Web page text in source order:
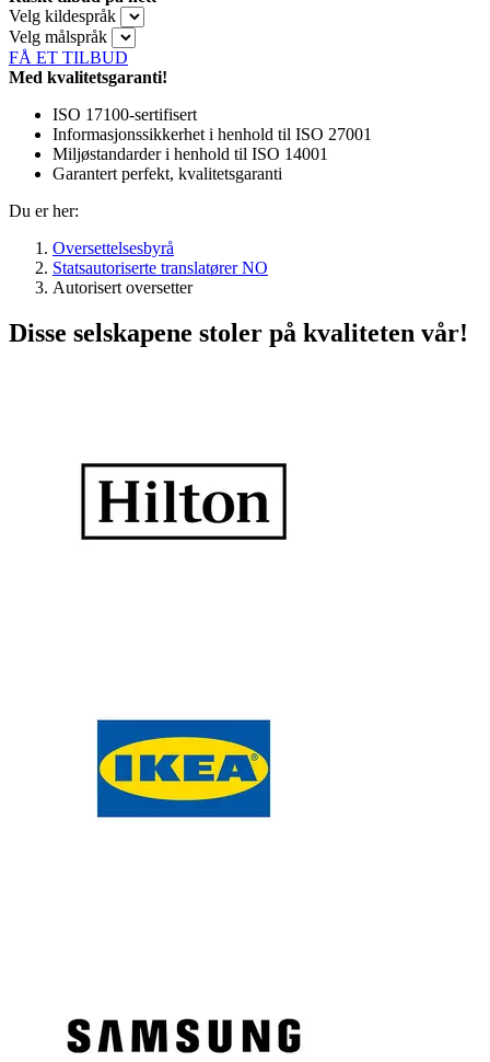
Velg kildespråk
Velg målspråk
FÅ ET TILBUD
Med kvalitetsgaranti!
ISO 17100-sertifisert
Informasjonssikkerhet i henhold til ISO 27001
Miljøstandarder i henhold til ISO 14001
Garantert perfekt, kvalitetsgaranti
Du er her:
Oversettelsesbyrå
Statsautoriserte translatører NO
Autorisert oversetter
Disse selskapene stoler på kvaliteten vår!